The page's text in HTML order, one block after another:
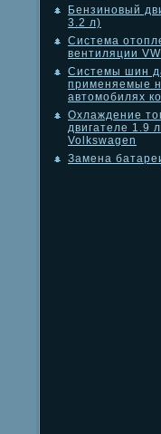
Бензиновый
3.2 л)
Система
вентиляции
Системы шин
применяемые
автомобилях
Охлаждение
двигателе 1.9 л
Volkswagen
Замена